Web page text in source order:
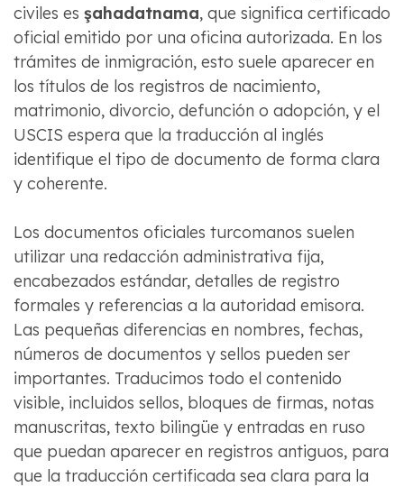
civiles es şahadatnama, que significa certificado
oficial emitido por una oficina autorizada. En los
trámites de inmigración, esto suele aparecer en
los títulos de los registros de nacimiento,
matrimonio, divorcio, defunción o adopción, y el
USCIS espera que la traducción al inglés
identifique el tipo de documento de forma clara
y coherente.
Los documentos oficiales turcomanos suelen
utilizar una redacción administrativa fija,
encabezados estándar, detalles de registro
formales y referencias a la autoridad emisora.
Las pequeñas diferencias en nombres, fechas,
números de documentos y sellos pueden ser
importantes. Traducimos todo el contenido
visible, incluidos sellos, bloques de firmas, notas
manuscritas, texto bilingüe y entradas en ruso
que puedan aparecer en registros antiguos, para
que la traducción certificada sea clara para la